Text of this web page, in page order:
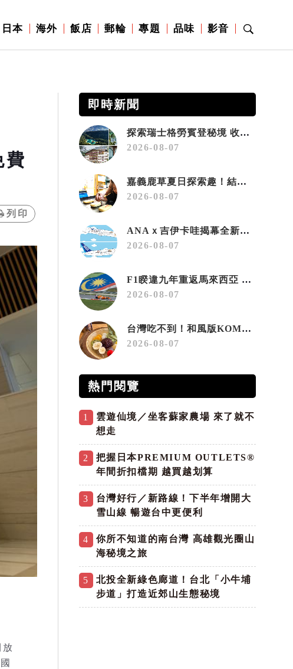
日本 海外 飯店 郵輪 專題 品味 影音
費
列印
即時新聞
探索瑞士格勞賓登秘境 收藏六種阿爾卑斯夏日療癒之旅
2026-08-07
嘉義鹿草夏日探索趣！結合科學、農場與自然的親子小旅行
2026-08-07
ANAｘ吉伊卡哇揭幕全新彩繪機「Chiikawa JET」
2026-08-07
F1睽違九年重返馬來西亞 三大國際賽事打造10月運動旅遊熱潮 賽車、自行車、路跑同週登場
2026-08-07
台灣吃不到！和風版KOMEDA咖啡讓你吃遍名古屋在地美食
2026-08-07
熱門閱覽
1
雲遊仙境／坐客蘇家農場 來了就不
想走
2
把握日本PREMIUM OUTLETS®
年間折扣檔期 越買越划算
3
台灣好行／新路線！下半年增開大
雪山線 暢遊台中更便利
4
你所不知道的南台灣 高雄觀光圈山
海秘境之旅
5
北投全新綠色廊道！台北「小牛埔
步道」打造近郊山生態秘境